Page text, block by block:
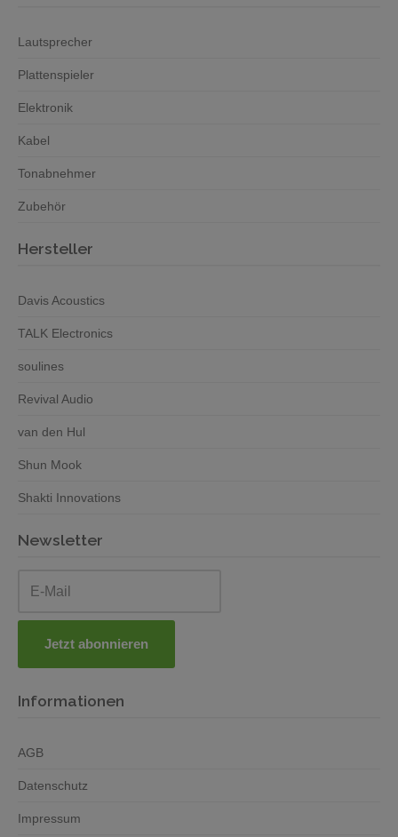
Lautsprecher
Plattenspieler
Elektronik
Kabel
Tonabnehmer
Zubehör
Hersteller
Davis Acoustics
TALK Electronics
soulines
Revival Audio
van den Hul
Shun Mook
Shakti Innovations
Newsletter
Informationen
AGB
Datenschutz
Impressum